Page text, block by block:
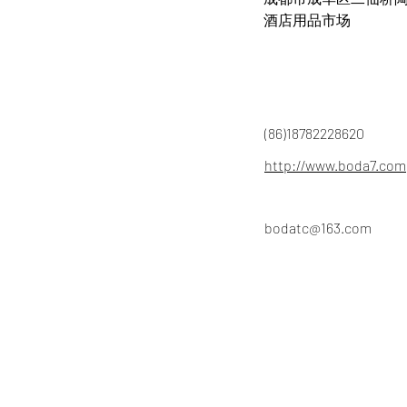
酒店用品市场
(86)18782228620
http://www.boda7.com
bodatc@163.com